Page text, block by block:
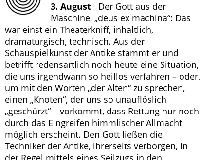
3. August Der Gott aus der
Maschine, „deus ex machina“: Das
war einst ein Theaterkniff, inhaltlich,
dramaturgisch, technisch. Aus der
Schauspielkunst der Antike stammt er und
betrifft redensartlich noch heute eine Situation,
die uns irgendwann so heillos verfahren – oder,
um mit den Worten „der Alten“ zu sprechen,
einen „Knoten“, der uns so unauflöslich
„geschürzt“ – vorkommt, dass Rettung nur noch
durch das Eingreifen himmlischer Allmacht
möglich erscheint. Den Gott ließen die
Techniker der Antike, ihrerseits verborgen, in
der Regel mittels eines Seilzugs in den